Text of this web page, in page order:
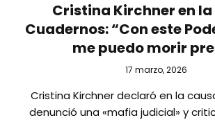
Cristina Kirchner en
Cuadernos: “Con este
me puedo morir
17 marzo, 2026
Cristina Kirchner declaró en la
denunció una «mafia judicial» y